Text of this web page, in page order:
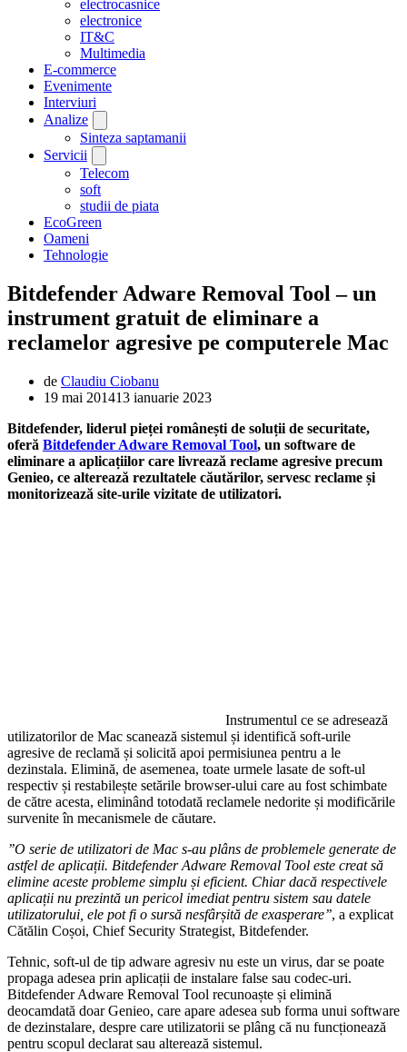
electrocasnice
electronice
IT&C
Multimedia
E-commerce
Evenimente
Interviuri
Analize
Sinteza saptamanii
Servicii
Telecom
soft
studii de piata
EcoGreen
Oameni
Tehnologie
Bitdefender Adware Removal Tool – un
instrument gratuit de eliminare a
reclamelor agresive pe computerele Mac
de Claudiu Ciobanu
19 mai 201413 ianuarie 2023
Bitdefender, liderul pieței românești de soluții de securitate,
oferă Bitdefender Adware Removal Tool, un software de
eliminare a aplicațiilor care livrează reclame agresive precum
Genieo, ce alterează rezultatele căutărilor, servesc reclame și
monitorizează site-urile vizitate de utilizatori.
Instrumentul ce se adresează
utilizatorilor de Mac scanează sistemul și identifică soft-urile
agresive de reclamă și solicită apoi permisiunea pentru a le
dezinstala. Elimină, de asemenea, toate urmele lasate de soft-ul
respectiv și restabilește setările browser-ului care au fost schimbate
de către acesta, eliminând totodată reclamele nedorite și modificările
survenite în mecanismele de căutare.
’’O serie de utilizatori de Mac s-au plâns de problemele generate de
astfel de aplicații. Bitdefender Adware Removal Tool este creat să
elimine aceste probleme simplu și eficient. Chiar dacă respectivele
aplicații nu prezintă un pericol imediat pentru sistem sau datele
utilizatorului, ele pot fi o sursă nesfârșită de exasperare’’, a explicat
Cătălin Coșoi, Chief Security Strategist, Bitdefender.
Tehnic, soft-ul de tip adware agresiv nu este un virus, dar se poate
propaga adesea prin aplicații de instalare false sau codec-uri.
Bitdefender Adware Removal Tool recunoaște și elimină
deocamdată doar Genieo, care apare adesea sub forma unui software
de dezinstalare, despre care utilizatorii se plâng că nu funcționează
pentru scopul declarat sau alterează sistemul.